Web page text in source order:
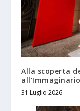
Alla scoperta
31 Luglio 2026